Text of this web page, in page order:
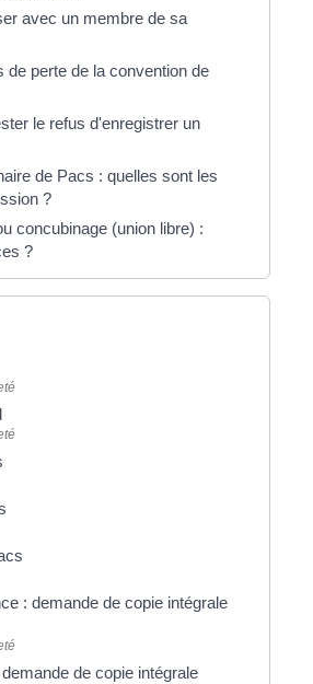
avec un membre de sa
de perte de la convention de
le refus d'enregistrer un
de Pacs : quelles sont les
?
concubinage (union libre) :
?
: demande de copie intégrale
de copie intégrale